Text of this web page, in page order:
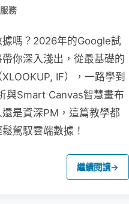
務
嗎？2026年的Google試
你深入淺出，從最基礎的
IF），一路學到
與Smart Canvas智慧畫布
是資深PM，這篇教學都
駕馭雲端數據！
繼續閱讀→